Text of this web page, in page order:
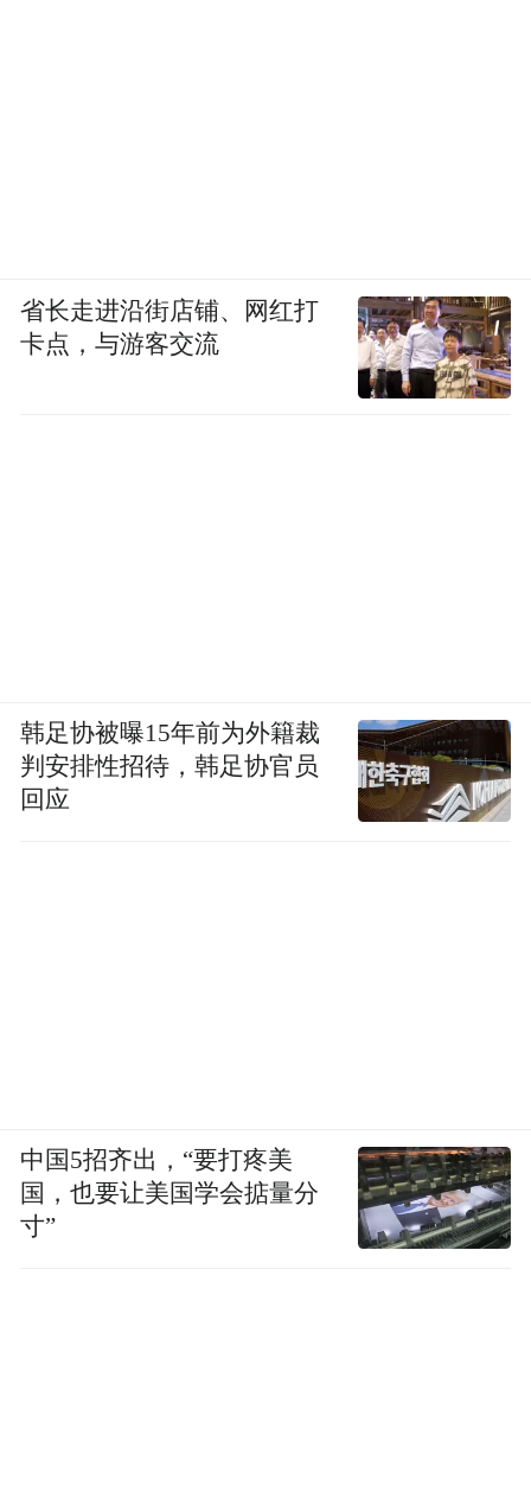
省长走进沿街店铺、网红打
卡点，与游客交流
韩足协被曝15年前为外籍裁
判安排性招待，韩足协官员
回应
中国5招齐出，“要打疼美
国，也要让美国学会掂量分
寸”